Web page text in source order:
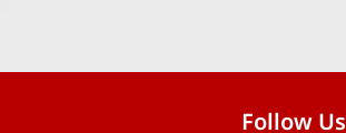
Follow Us